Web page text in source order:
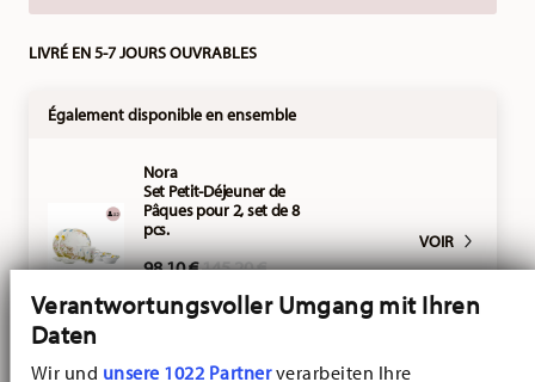
Verantwortungsvoller Umgang mit Ihren
Daten
Wir und unsere 1022 Partnerverarbeiten Ihre
LIVRÉ EN 5-7 JOURS OUVRABLES
Également disponible en ensemble
Nora
Set Petit-Déjeuner de
Pâques pour 2, set de 8
pcs.
98,10 €Price reduced from
145,20 €to
-25%
VOIR
Set Petit-Déjeuner de